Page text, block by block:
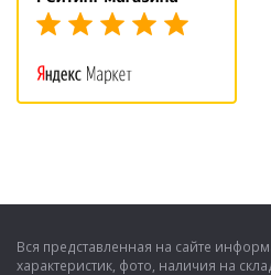
Вся представленная на сайте
характеристик, фото, наличия на